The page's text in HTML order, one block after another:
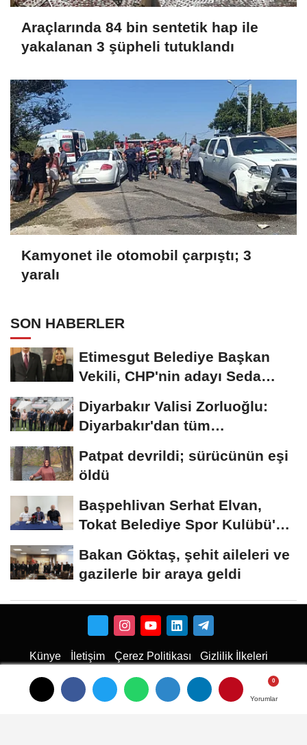
Yorumlar
Yorumlar
Yorumlar
Araçlarında 84 bin sentetik hap ile
yakalanan 3 şüpheli tutuklandı
Kamyonet ile otomobil çarpıştı; 3
yaralı
SON HABERLER
Etimesgut Belediye Başkan
Vekili, CHP'nin adayı Seda
Diyarbakır Valisi Zorluoğlu:
Diyarbakır'dan tüm
Patpat devrildi; sürücünün eşi
öldü
Başpehlivan Serhat Elvan,
Tokat Belediye Spor Kulübü'ne
Bakan Göktaş, şehit aileleri ve
gazilerle bir araya geldi
Künye İletişim Çerez Politikası Gizlilik İlkeleri
Karaman Haber Haber Karaman Haber Karaman Web Tasarım Hukuki Haber
Karaman
Emlak
Karaman Çiçekci
Haber